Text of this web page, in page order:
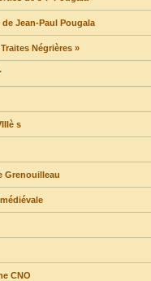
Jean-Paul Pougala
Négrières »
s
Grenouilleau
CNO